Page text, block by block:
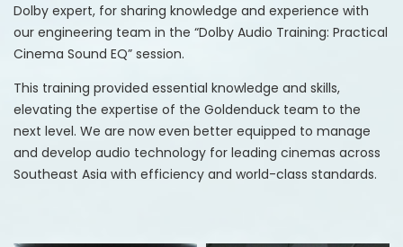
Dolby expert, for sharing knowledge and experience with
our engineering team in the “Dolby Audio Training: Practical
Cinema Sound EQ” session.
This training provided essential knowledge and skills,
elevating the expertise of the Goldenduck team to the
next level. We are now even better equipped to manage
and develop audio technology for leading cinemas across
Southeast Asia with efficiency and world-class standards.